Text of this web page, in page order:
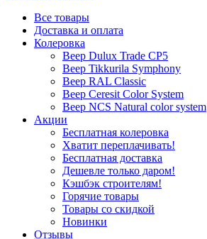
Все товары
Доставка и оплата
Колеровка
Веер Dulux Trade CP5
Веер Tikkurila Symphony
Веер RAL Classic
Веер Ceresit Color System
Веер NCS Natural color system
Акции
Бесплатная колеровка
Хватит переплачивать!
Бесплатная доставка
Дешевле только даром!
Кэшбэк строителям!
Горячие товары
Товары со скидкой
Новинки
Отзывы